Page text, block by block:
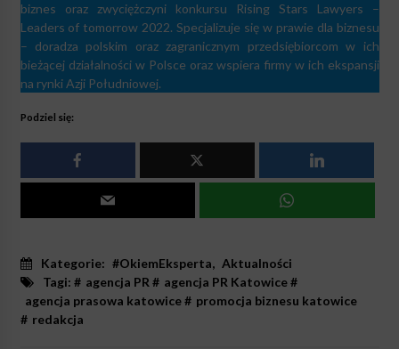
biznes oraz zwyciężczyni konkursu Rising Stars Lawyers –
Leaders of tomorrow 2022. Specjalizuje się w prawie dla biznesu
– doradza polskim oraz zagranicznym przedsiębiorcom w ich
bieżącej działalności w Polsce oraz wspiera firmy w ich ekspansji
na rynki Azji Południowej.
Podziel się:
Kategorie: #OkiemEksperta, Aktualności
Tagi: # agencja PR # agencja PR Katowice#
agencja prasowa katowice# promocja biznesu katowice
# redakcja